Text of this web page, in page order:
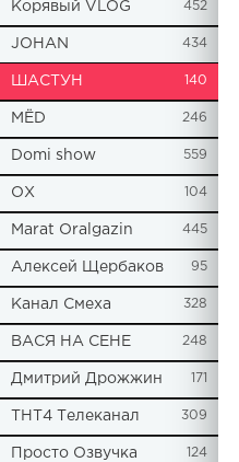
Корявый VLOG 452
JOHAN 434
ШАСТУН 140
МЁD 246
Domi show 559
ОХ 104
Marat Oralgazin 445
Алексей Щербаков 95
Канал Смеха 328
ВАСЯ НА СЕНЕ 248
Дмитрий Дрожжин 171
ТНТ4 Телеканал 309
Просто Озвучка 124